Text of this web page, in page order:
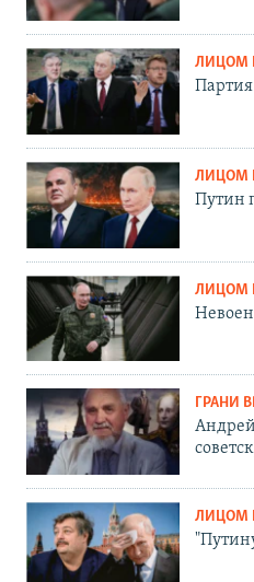
ЛИЦОМ
ЛИЦОМ
Путин
ЛИЦОМ
ГРАНИ
Андрей
ЛИЦОМ